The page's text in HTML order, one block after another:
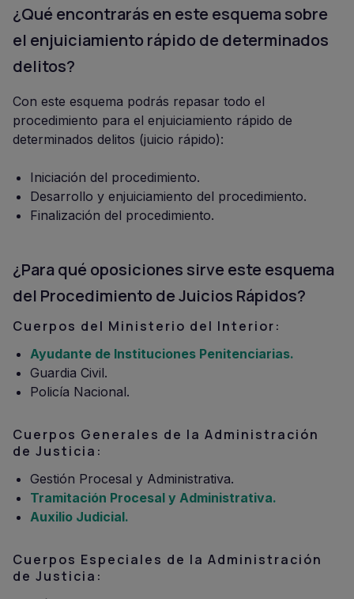
¿Qué encontrarás en este esquema sobre
el enjuiciamiento rápido de determinados
delitos?
Con este esquema podrás repasar todo el
procedimiento para el enjuiciamiento rápido de
determinados delitos (juicio rápido):
Iniciación del procedimiento.
Desarrollo y enjuiciamiento del procedimiento.
Finalización del procedimiento.
¿Para qué oposiciones sirve este esquema
del Procedimiento de Juicios Rápidos?
Cuerpos del Ministerio del Interior:
Ayudante de Instituciones Penitenciarias.
Guardia Civil.
Policía Nacional.
Cuerpos Generales de la Administración
de Justicia:
Gestión Procesal y Administrativa.
Tramitación Procesal y Administrativa.
Auxilio Judicial.
Cuerpos Especiales de la Administración
de Justicia: